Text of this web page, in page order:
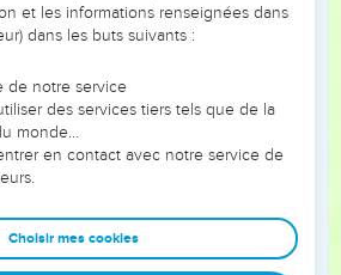
; il rendra ainsi la rétribution aux
de l'Eternel depuis l'Occident ; et sa
; car l'ennemi viendra comme
de l'Eternel lèvera l'enseigne contre
leur péché, dit l'Eternel.
ici mon alliance que je ferai avec
et les informations renseignées dans
dans les buts suivants :
de notre service
des services tiers tels que de la
monde…
en contact avec notre service de
Choisir mes cookies